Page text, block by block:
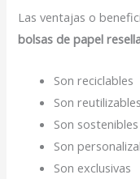
Las ventajas o
bolsas de papel
Son reciclables
Son reutilizables
Son sostenibles
Son
Son exclusivas